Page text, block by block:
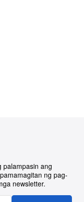
palampasin ang
ng pag-
newsletter.